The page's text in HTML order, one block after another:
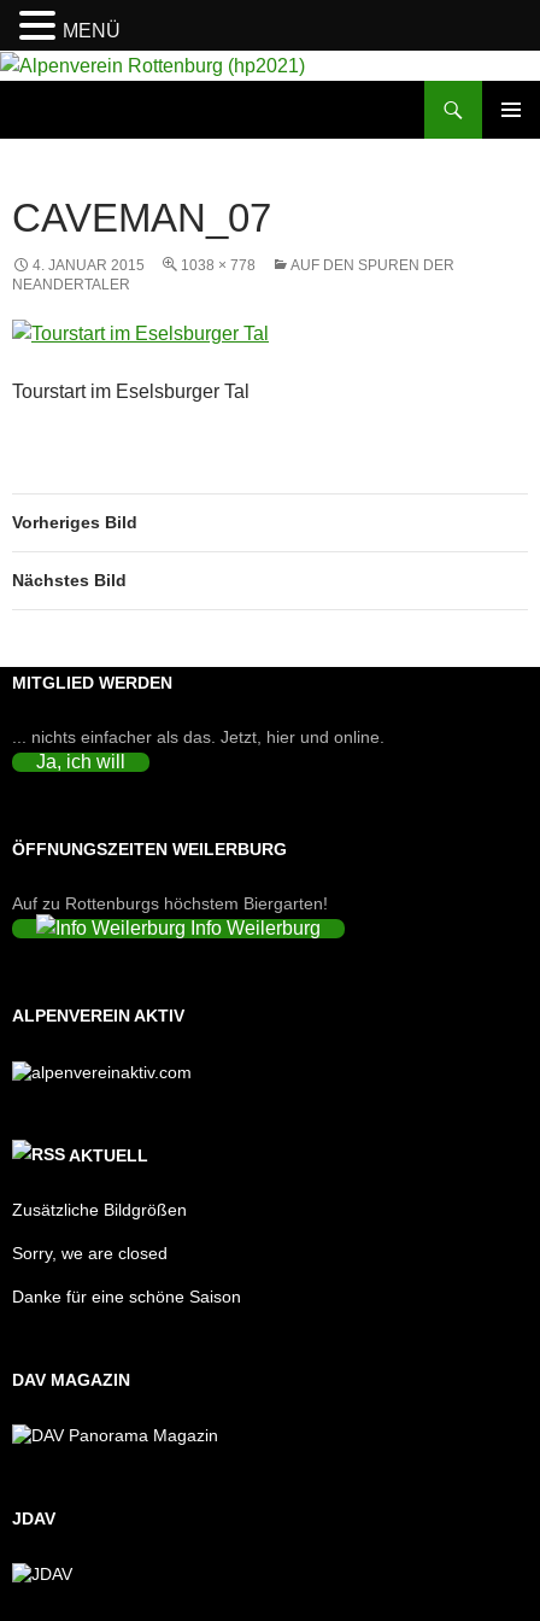
CAVEMAN_07
4. JANUAR 2015 1038 × 778
AUF DEN SPUREN DER
NEANDERTALER
Tourstart im Eselsburger Tal
Vorheriges Bild
Nächstes Bild
MITGLIED WERDEN
... nichts einfacher als das. Jetzt, hier und online.
Ja, ich will
ÖFFNUNGSZEITEN WEILERBURG
Auf zu Rottenburgs höchstem Biergarten!
Info Weilerburg
ALPENVEREIN AKTIV
AKTUELL
Zusätzliche Bildgrößen
Sorry, we are closed
Danke für eine schöne Saison
DAV MAGAZIN
JDAV
MENÜ